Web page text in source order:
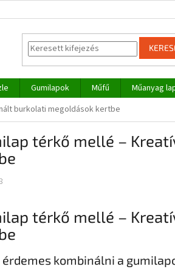
Gumilapok Műfű Műanyag
burkolati megoldások kertbe
térkő mellé –
térkő mellé –
kombinálni a